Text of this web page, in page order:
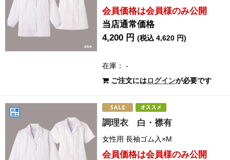
会員価格は会員様のみ公開
当店通常価格
4,200 円(税込 4,620 円)
在庫： -
ご注文にはログインが必要です
調理衣 白・襟有
女性用 長袖ゴム入×M
会員価格は会員様のみ公開